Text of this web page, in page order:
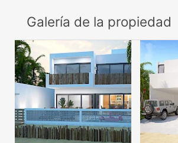
Galería de la propiedad